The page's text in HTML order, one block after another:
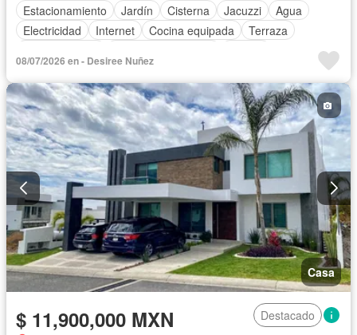
Estacionamiento
Jardín Cisterna Jacuzzi
Agua
Electricidad
Internet Cocina equipada
Terraza
Zonas verdes
Vista panorámica
Chimenea
Cuarto de servicio Sin amueblar
08/07/2026 en - Desiree Nuñez
Casa
$ 11,900,000 MXN
Destacado